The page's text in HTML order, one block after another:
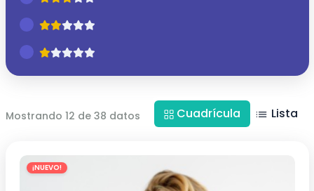
Mostrando 12 de 38 datos Cuadrícula Lista
¡NUEVO!